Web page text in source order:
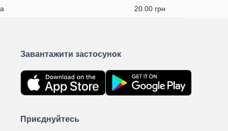
20.00 грн
Завантажити застосунок
Приєднуйтесь